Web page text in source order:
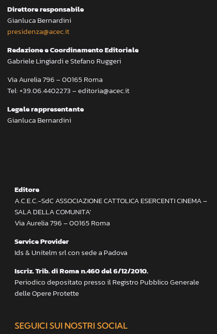
Direttore responsabile
Gianluca Bernardini
presidenza@acec.it
Redazione e Coordinamento Editoriale
Gabriele Lingiardi e Stefano Ruggeri
Via Aurelia 796 – 00165 Roma
Tel: +39.06.4402273 – editoria@acec.it
Legale rappresentante
Gianluca Bernardini
Editore
A.C.E.C.-SdC ASSOCIAZIONE CATTOLICA ESERCENTI CINEMA –
SALA DELLA COMUNITA’
Via Aurelia 796 – 00165 Roma
Service Provider
Ids & Unitelm srl con sede a Padova
Iscriz. Trib. di Roma n.460 del 6/12/2010.
Periodico depositato presso il Registro Pubblico Generale
delle Opere Protette
SEGUICI SUI NOSTRI SOCIAL